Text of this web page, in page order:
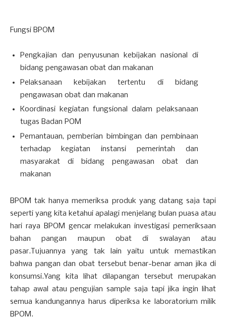
Fungsi BPOM
Pengkajian dan penyusunan kebijakan nasional di
bidang pengawasan obat dan makanan
Pelaksanaan kebijakan tertentu di bidang
pengawasan obat dan makanan
Koordinasi kegiatan fungsional dalam pelaksanaan
tugas Badan POM
Pemantauan, pemberian bimbingan dan pembinaan
terhadap kegiatan instansi pemerintah dan
masyarakat di bidang pengawasan obat dan
makanan
BPOM tak hanya memeriksa produk yang datang saja tapi
seperti yang kita ketahui apalagi menjelang bulan puasa atau
hari raya BPOM gencar melakukan investigasi pemeriksaan
bahan pangan maupun obat di swalayan atau
pasar.Tujuannya yang tak lain yaitu untuk memastikan
bahwa pangan dan obat tersebut benar-benar aman jika di
konsumsi.Yang kita lihat dilapangan tersebut merupakan
tahap awal atau pengujian sample saja tapi jika ingin lihat
semua kandungannya harus diperiksa ke laboratorium milik
BPOM.